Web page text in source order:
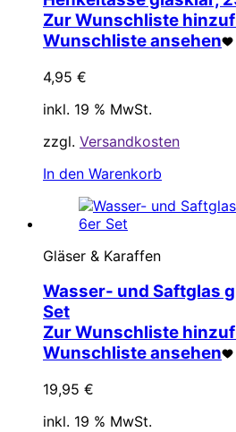
Zur Wunschliste
Wunschliste ansehen
4,95 €
inkl. 19 % MwSt.
zzgl. Versandkosten
In den Warenkorb
Gläser & Karaffen
Wasser- und Saftglas
Set
Zur Wunschliste
Wunschliste ansehen
19,95 €
inkl. 19 % MwSt.